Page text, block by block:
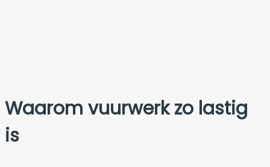
Waarom vuurwerk zo lastig
is